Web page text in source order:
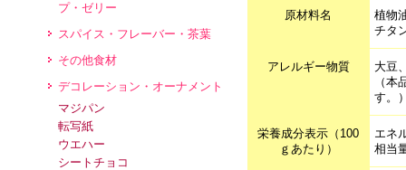
プ・ゼリー
スパイス・フレーバー・茶葉
その他食材
デコレーション・オーナメント
マジパン
転写紙
ウエハー
シートチョコ
原材料名
植物
チタ
アレルギー物質
大豆
（
す。
栄養成分表示（100
ｇあたり）
エネ
相当